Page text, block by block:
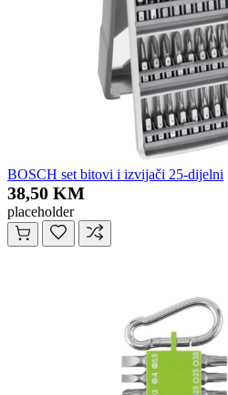
BOSCH set bitovi i izvijači 25-dijelni
38,50 KM
placeholder